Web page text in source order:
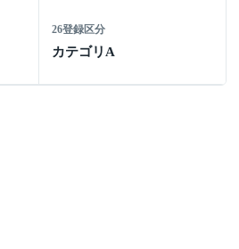
26登録区分
カテゴリA